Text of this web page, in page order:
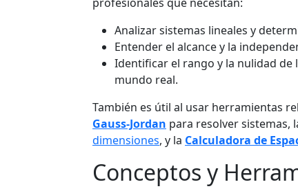
Analizar sistemas lineales y
Entender el alcance y la
Identificar el rango y la nulidad de
mundo real.
También es útil al usar herramientas
Gauss-Jordan para resolver sistemas,
dimensiones, y la Calculadora de
Conceptos y